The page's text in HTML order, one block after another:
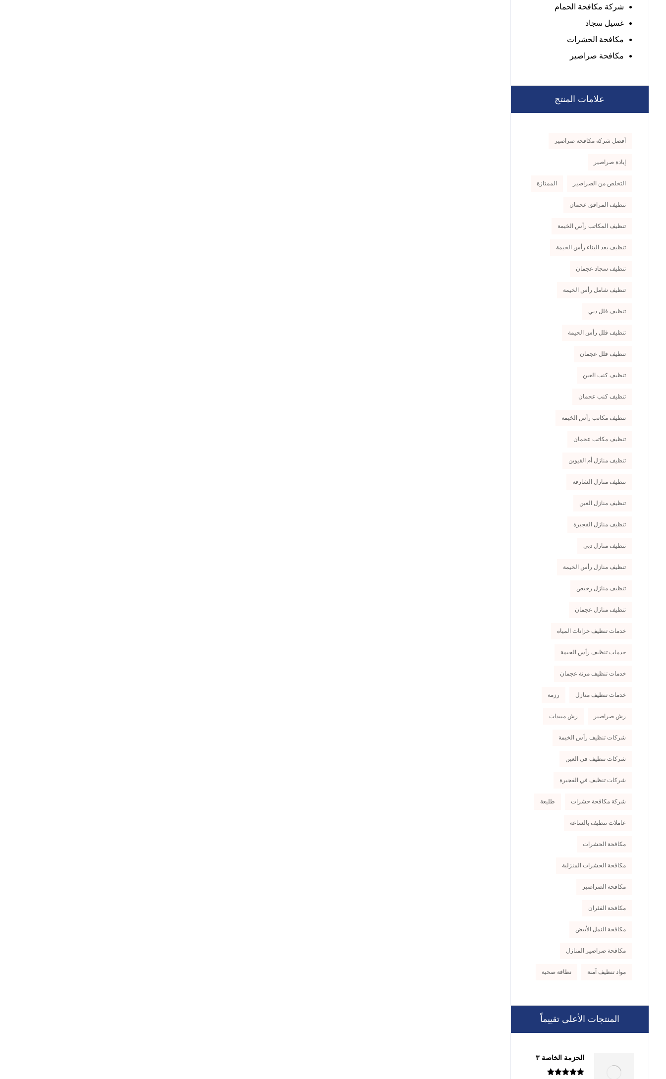
شركة مكافحة الحمام
غسيل سجاد
مكافحة الحشرات
مكافحة صراصير
علامات المنتج
أفضل شركة مكافحة صراصير
إبادة صراصير
التخلص من الصراصير الممتازة
تنظيف المرافق عجمان
تنظيف المكاتب رأس الخيمة
تنظيف بعد البناء رأس الخيمة
تنظيف سجاد عجمان
تنظيف شامل رأس الخيمة
تنظيف فلل دبي
تنظيف فلل رأس الخيمة
تنظيف فلل عجمان
تنظيف كنب العين
تنظيف كنب عجمان
تنظيف مكاتب رأس الخيمة
تنظيف مكاتب عجمان
تنظيف منازل أم القيوين
تنظيف منازل الشارقة
تنظيف منازل العين
تنظيف منازل الفجيرة
تنظيف منازل دبي
تنظيف منازل رأس الخيمة
تنظيف منازل رخيص
تنظيف منازل عجمان
خدمات تنظيف خزانات المياه
خدمات تنظيف رأس الخيمة
خدمات تنظيف مرنة عجمان
خدمات تنظيف منازل رزمة
رش صراصير رش مبيدات
شركات تنظيف رأس الخيمة
شركات تنظيف في العين
شركات تنظيف في الفجيرة
شركة مكافحة حشرات طليعة
عاملات تنظيف بالساعة
مكافحة الحشرات
مكافحة الحشرات المنزلية
مكافحة الصراصير
مكافحة الفئران
مكافحة النمل الأبيض
مكافحة صراصير المنازل
مواد تنظيف آمنة نظافة صحية
المنتجات الأعلى تقييماً
الحزمة الخاصة ٣